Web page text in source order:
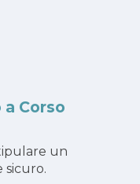
Corso
un
sicuro.